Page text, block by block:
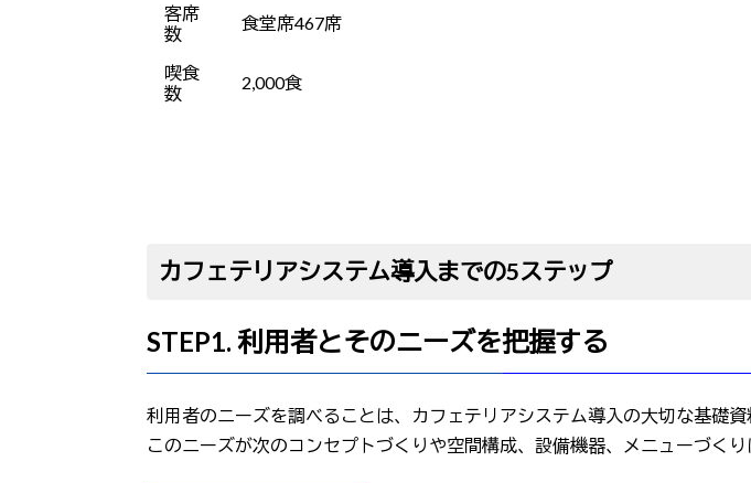
客席
数
食堂席467席
喫食
数
2,000食
カフェテリアシステム導入までの5ステップ
STEP1. 利用者とそのニーズを把握する
利用者のニーズを調べることは、カフェテリアシステム導入の大切な基礎資
このニーズが次のコンセプトづくりや空間構成、設備機器、メニューづく